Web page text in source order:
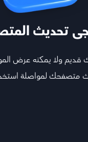
تحديث
قديم ولا يمكنه عرض
متصفحك لمواصلة